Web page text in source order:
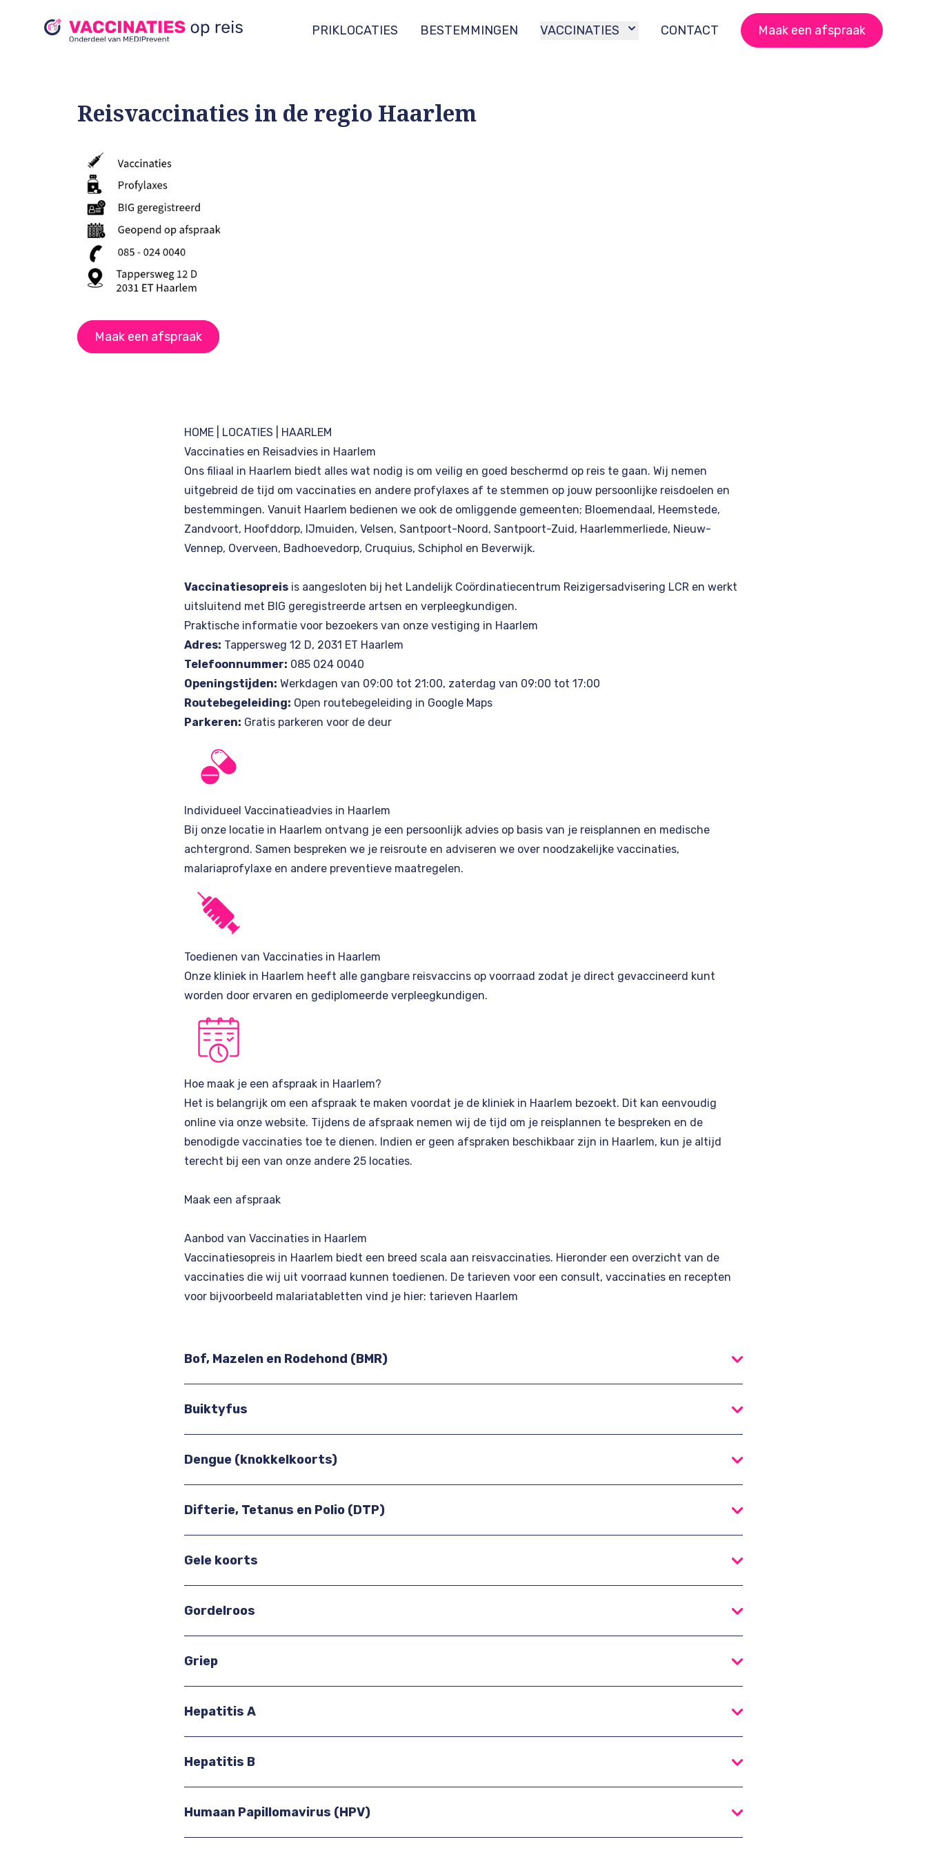
PRIKLOCATIES BESTEMMINGEN VACCINATIES CONTACT Maak een afspraak
Reisvaccinaties in de regio Haarlem
Maak een afspraak
HOME| LOCATIES | HAARLEM
Vaccinaties en Reisadvies in Haarlem
Ons filiaal in Haarlem biedt alles wat nodig is om veilig en goed beschermd op reis te gaan. Wij nemen
uitgebreid de tijd om vaccinaties en andere profylaxes af te stemmen op jouw persoonlijke reisdoelen en
bestemmingen. Vanuit Haarlem bedienen we ook de omliggende gemeenten; Bloemendaal, Heemstede,
Zandvoort, Hoofddorp, IJmuiden, Velsen, Santpoort-Noord, Santpoort-Zuid, Haarlemmerliede, Nieuw-
Vennep, Overveen, Badhoevedorp, Cruquius, Schiphol en Beverwijk.
Vaccinatiesopreisis aangesloten bij het Landelijk Coördinatiecentrum Reizigersadvisering LCRen werkt
uitsluitend met BIG geregistreerde artsen en verpleegkundigen.
Praktische informatie voor bezoekers van onze vestiging in Haarlem
Adres: Tappersweg 12 D, 2031 ET Haarlem
Telefoonnummer: 085 024 0040
Openingstijden: Werkdagen van 09:00 tot 21:00, zaterdag van 09:00 tot 17:00
Routebegeleiding: Open routebegeleiding in Google Maps
Parkeren: Gratis parkeren voor de deur
Individueel Vaccinatieadvies in Haarlem
Bij onze locatie in Haarlem ontvang je een persoonlijk advies op basis van je reisplannen en medische
achtergrond. Samen bespreken we je reisroute en adviseren we over noodzakelijke vaccinaties,
malariaprofylaxe en andere preventieve maatregelen.
Toedienen van Vaccinaties in Haarlem
Onze kliniek in Haarlem heeft alle gangbare reisvaccins op voorraad zodat je direct gevaccineerd kunt
worden door ervaren en gediplomeerde verpleegkundigen.
Hoe maak je een afspraak in Haarlem?
Het is belangrijk om een afspraak te maken voordat je de kliniek in Haarlem bezoekt. Dit kan eenvoudig
online via onze website. Tijdens de afspraak nemen wij de tijd om je reisplannen te bespreken en de
benodigde vaccinaties toe te dienen. Indien er geen afspraken beschikbaar zijn in Haarlem, kun je altijd
terecht bij een van onze andere 25 locaties.
Maak een afspraak
Aanbod van Vaccinaties in Haarlem
Vaccinatiesopreis in Haarlem biedt een breed scala aan reisvaccinaties. Hieronder een overzicht van de
vaccinaties die wij uit voorraad kunnen toedienen. De tarieven voor een consult, vaccinaties en recepten
voor bijvoorbeeld malariatabletten vind je hier: tarieven Haarlem
Bof, Mazelen en Rodehond (BMR)
Buiktyfus
Dengue (knokkelkoorts)
Difterie, Tetanus en Polio (DTP)
Gele koorts
Gordelroos
Griep
Hepatitis A
Hepatitis B
Humaan Papillomavirus (HPV)